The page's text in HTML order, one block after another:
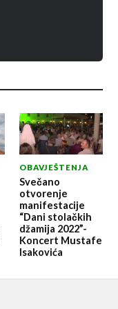
OBAVJEŠTENJA
Svečano
otvorenje
manifestacije
“Dani stolačkih
džamija 2022”-
Koncert Mustafe
Isakovića